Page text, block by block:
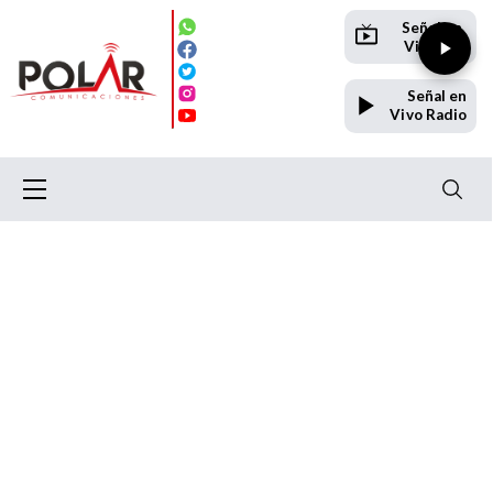
Señal en
Vivo TV
Señal en
Vivo Radio